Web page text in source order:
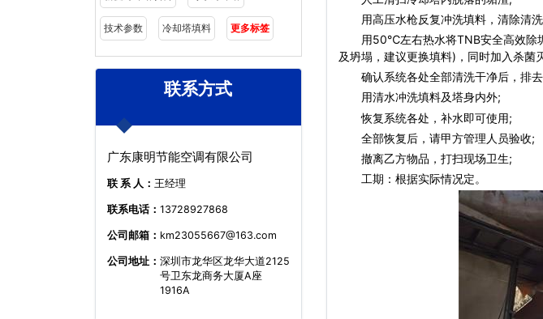
技术参数 冷却塔填料 更多标签
联系方式
广东康明节能空调有限公司
联 系 人： 王经理
联系电话： 13728927868
公司邮箱： km23055667@163.com
公司地址： 深圳市龙华区龙华大道2125
号卫东龙商务大厦A座
1916A
用高压水枪反复冲洗填料，清除清洗
用50℃左右热水将TNB安全高效除垢
及坍塌，建议更换填料)，同时加入杀菌
确认系统各处全部清洗干净后，排
用清水冲洗填料及塔身内外;
恢复系统各处，补水即可使用;
全部恢复后，请甲方管理人员验收;
撤离乙方物品，打扫现场卫生;
工期：根据实际情况定。